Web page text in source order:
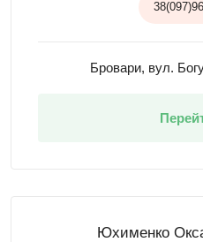
Бровари, вул.
Юхименко